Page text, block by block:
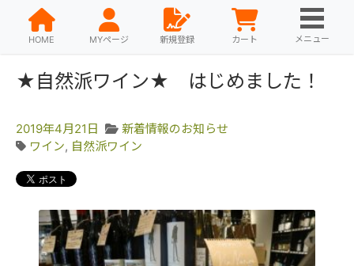
HOME MYページ 新規登録 カート メニュー
★自然派ワイン★ はじめました！
2019年4月21日
新着情報のお知らせ
ワイン, 自然派ワイン